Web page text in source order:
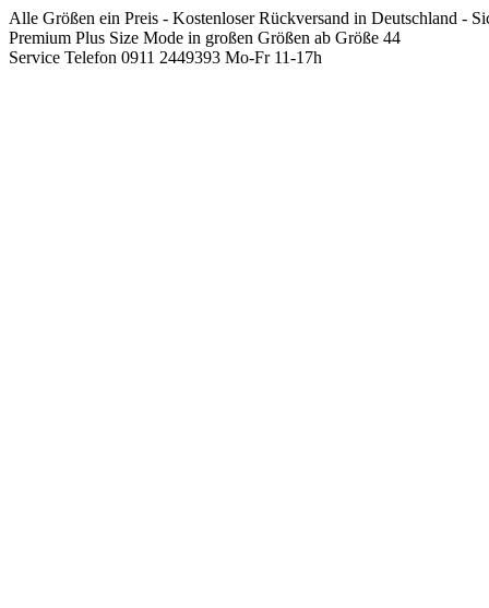
Springen
Sie
zum
Alle Größen ein Preis - Kostenloser Rückversand in Deutschland -
Premium Plus Size Mode in großen Größen ab Größe 44
Service Telefon 0911 2449393 Mo-Fr 11-17h